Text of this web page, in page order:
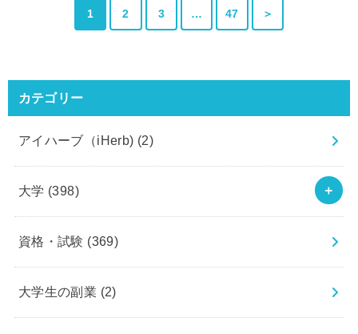
1 2 3 … 47 ＞
カテゴリー
アイハーブ（iHerb) (2)
大学 (398)
資格・試験 (369)
大学生の副業 (2)